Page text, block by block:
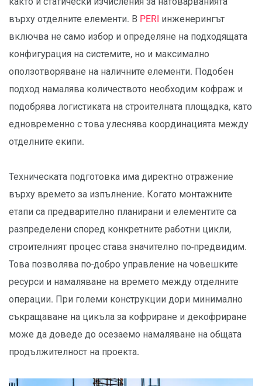
върху отделните елементи. В PERI инженерингът
включва не само избор и определяне на подходящата
конфигурация на системите, но и максимално
оползотворяване на наличните елементи. Подобен
подход намалява количеството необходим кофраж и
подобрява логистиката на строителната площадка, като
едновременно с това улеснява координацията между
отделните екипи.
Техническата подготовка има директно отражение
върху времето за изпълнение. Когато монтажните
етапи са предварително планирани и елементите са
разпределени според конкретните работни цикли,
строителният процес става значително по-предвидим.
Това позволява по-добро управление на човешките
ресурси и намаляване на времето между отделните
операции. При големи конструкции дори минимално
съкращаване на цикъла за кофриране и декофриране
може да доведе до осезаемо намаляване на общата
продължителност на проекта.